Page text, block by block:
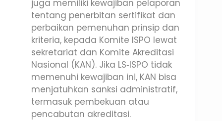
juga memiliki kewajiban pelaporan
tentang penerbitan sertifikat dan
perbaikan pemenuhan prinsip dan
kriteria, kepada Komite ISPO lewat
sekretariat dan Komite Akreditasi
Nasional (KAN). Jika LS‑ISPO tidak
memenuhi kewajiban ini, KAN bisa
menjatuhkan sanksi administratif,
termasuk pembekuan atau
pencabutan akreditasi.